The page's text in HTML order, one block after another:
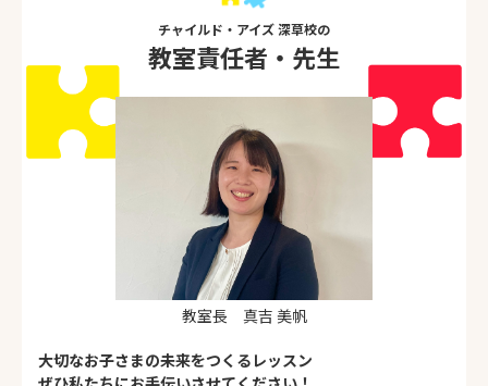
チャイルド・アイズ 深草校の
教室責任者・先生
教室長 真吉 美帆
大切なお子さまの未来をつくるレッスン